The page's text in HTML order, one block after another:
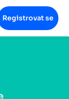
Registrovat se